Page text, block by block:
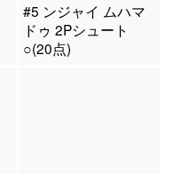
#5 ンジャイ ムハマ
ドゥ 2Pシュート
○(20点)